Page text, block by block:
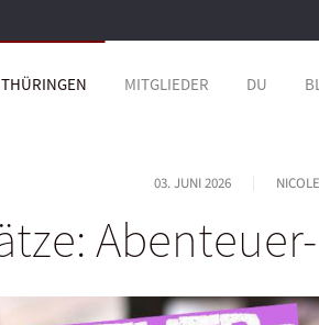
MITGLIEDER DU
03. JUNI 2026